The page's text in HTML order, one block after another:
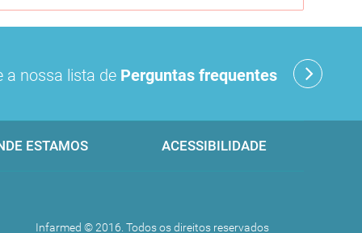
a nossa lista de Perguntas frequentes
ESTAMOS ACESSIBILIDADE
Infarmed © 2016. Todos os direitos reservados